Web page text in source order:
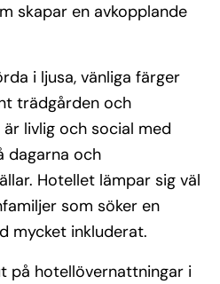
skapar en avkopplande
i ljusa, vänliga färger
trädgården och
livlig och social med
dagarna och
Hotellet lämpar sig väl
som söker en
mycket inkluderat.
på hotellövernattningar i